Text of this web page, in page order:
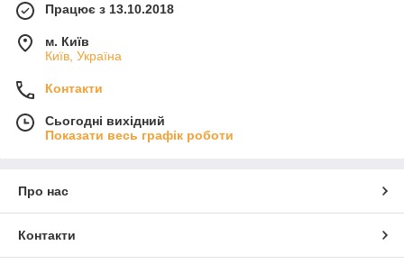
Працює з 13.10.2018
м. Київ
Київ, Україна
Контакти
Сьогодні вихідний
Показати весь графік роботи
Про нас
Контакти